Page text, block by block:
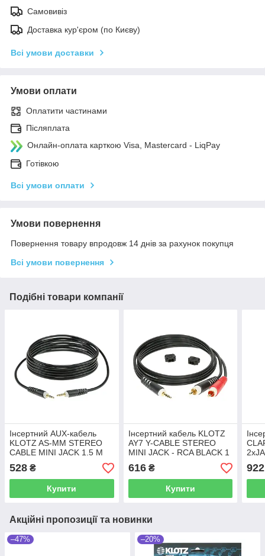
Самовивіз
Доставка кур'єром (по Києву)
Всі умови доставки
Умови оплати
Оплатити частинами
Післяплата
Онлайн-оплата карткою Visa, Mastercard - LiqPay
Готівкою
Всі умови оплати
Умови повернення
Повернення товару впродовж 14 днів за рахунок покупця
Всі умови повернення
Подібні товари компанії
Інсертний AUX-кабель
KLOTZ AS-MM STEREO
CABLE MINI JACK 1.5 M
528 ₴
Купити
Інсертний кабель KLOTZ
AY7 Y-CABLE STEREO
MINI JACK - RCA BLACK 1
M
616₴
Купити
922
Акційні пропозиції та новинки
–47% –20%